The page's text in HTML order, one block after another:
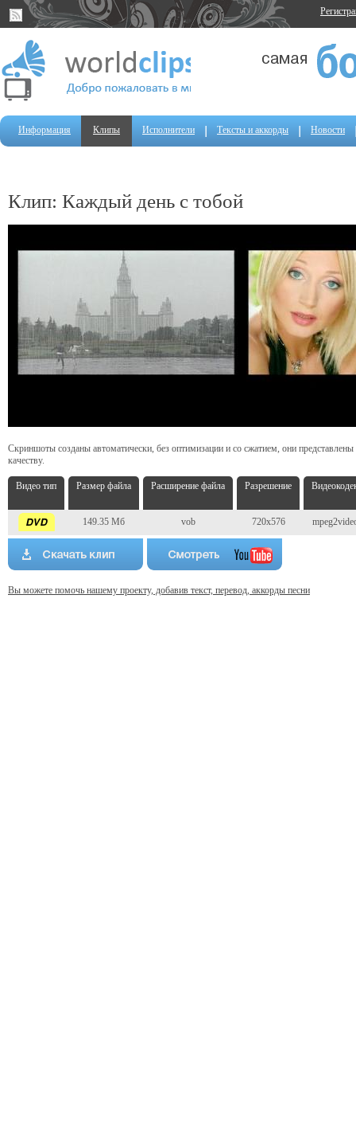
Информация Клипы Исполнители Тексты и аккорды Новости
Клип: Каждый день с тобой
Скриншоты созданы автоматически, без оптимизации и со сжатием, они
качеству.
Видео тип Размер файла Расширение файла Разрешение
149.35 Мб vob 720x576
Вы можете помочь нашему проекту, добавив текст, перевод, аккорды песни